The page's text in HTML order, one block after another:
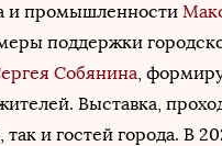
и промышленности
поддержки
Собянина,
Выставка,
и гостей города. В